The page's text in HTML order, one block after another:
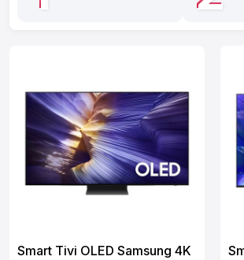
Smart Tivi OLED Samsung 4K